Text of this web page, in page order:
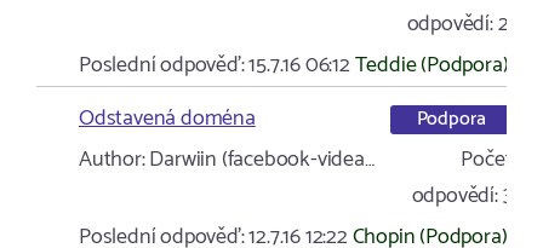
odpovědí:2
Poslední odpověď:15.7.16 06:12Teddie (Podpora)
Odstavená doména
Podpora
Author:Darwiin (facebook-videa…
Počet
odpovědí:3
Poslední odpověď:12.7.16 12:22Chopin (Podpora)